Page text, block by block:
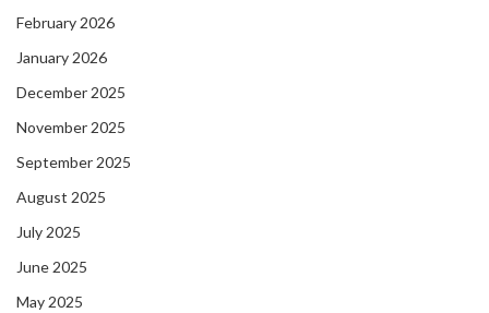
February 2026
January 2026
December 2025
November 2025
September 2025
August 2025
July 2025
June 2025
May 2025